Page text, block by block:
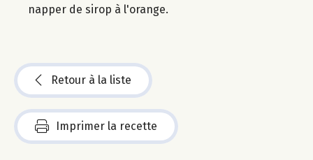
napper de sirop à l'orange.
Retour à la liste
Imprimer la recette